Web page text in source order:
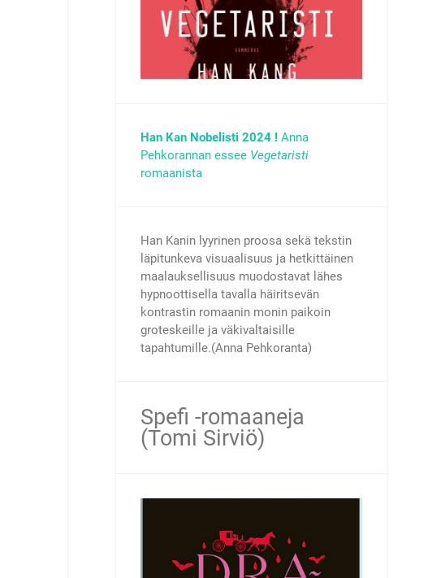
Han Kan Nobelisti 2024 ! Anna
Pehkorannan essee Vegetaristi
romaanista
Han Kanin lyyrinen proosa sekä tekstin
läpitunkeva visuaalisuus ja hetkittäinen
maalauksellisuus muodostavat lähes
hypnoottisella tavalla häiritsevän
kontrastin romaanin monin paikoin
groteskeille ja väkivaltaisille
tapahtumille.(Anna Pehkoranta)
Spefi -romaaneja
(Tomi Sirviö)